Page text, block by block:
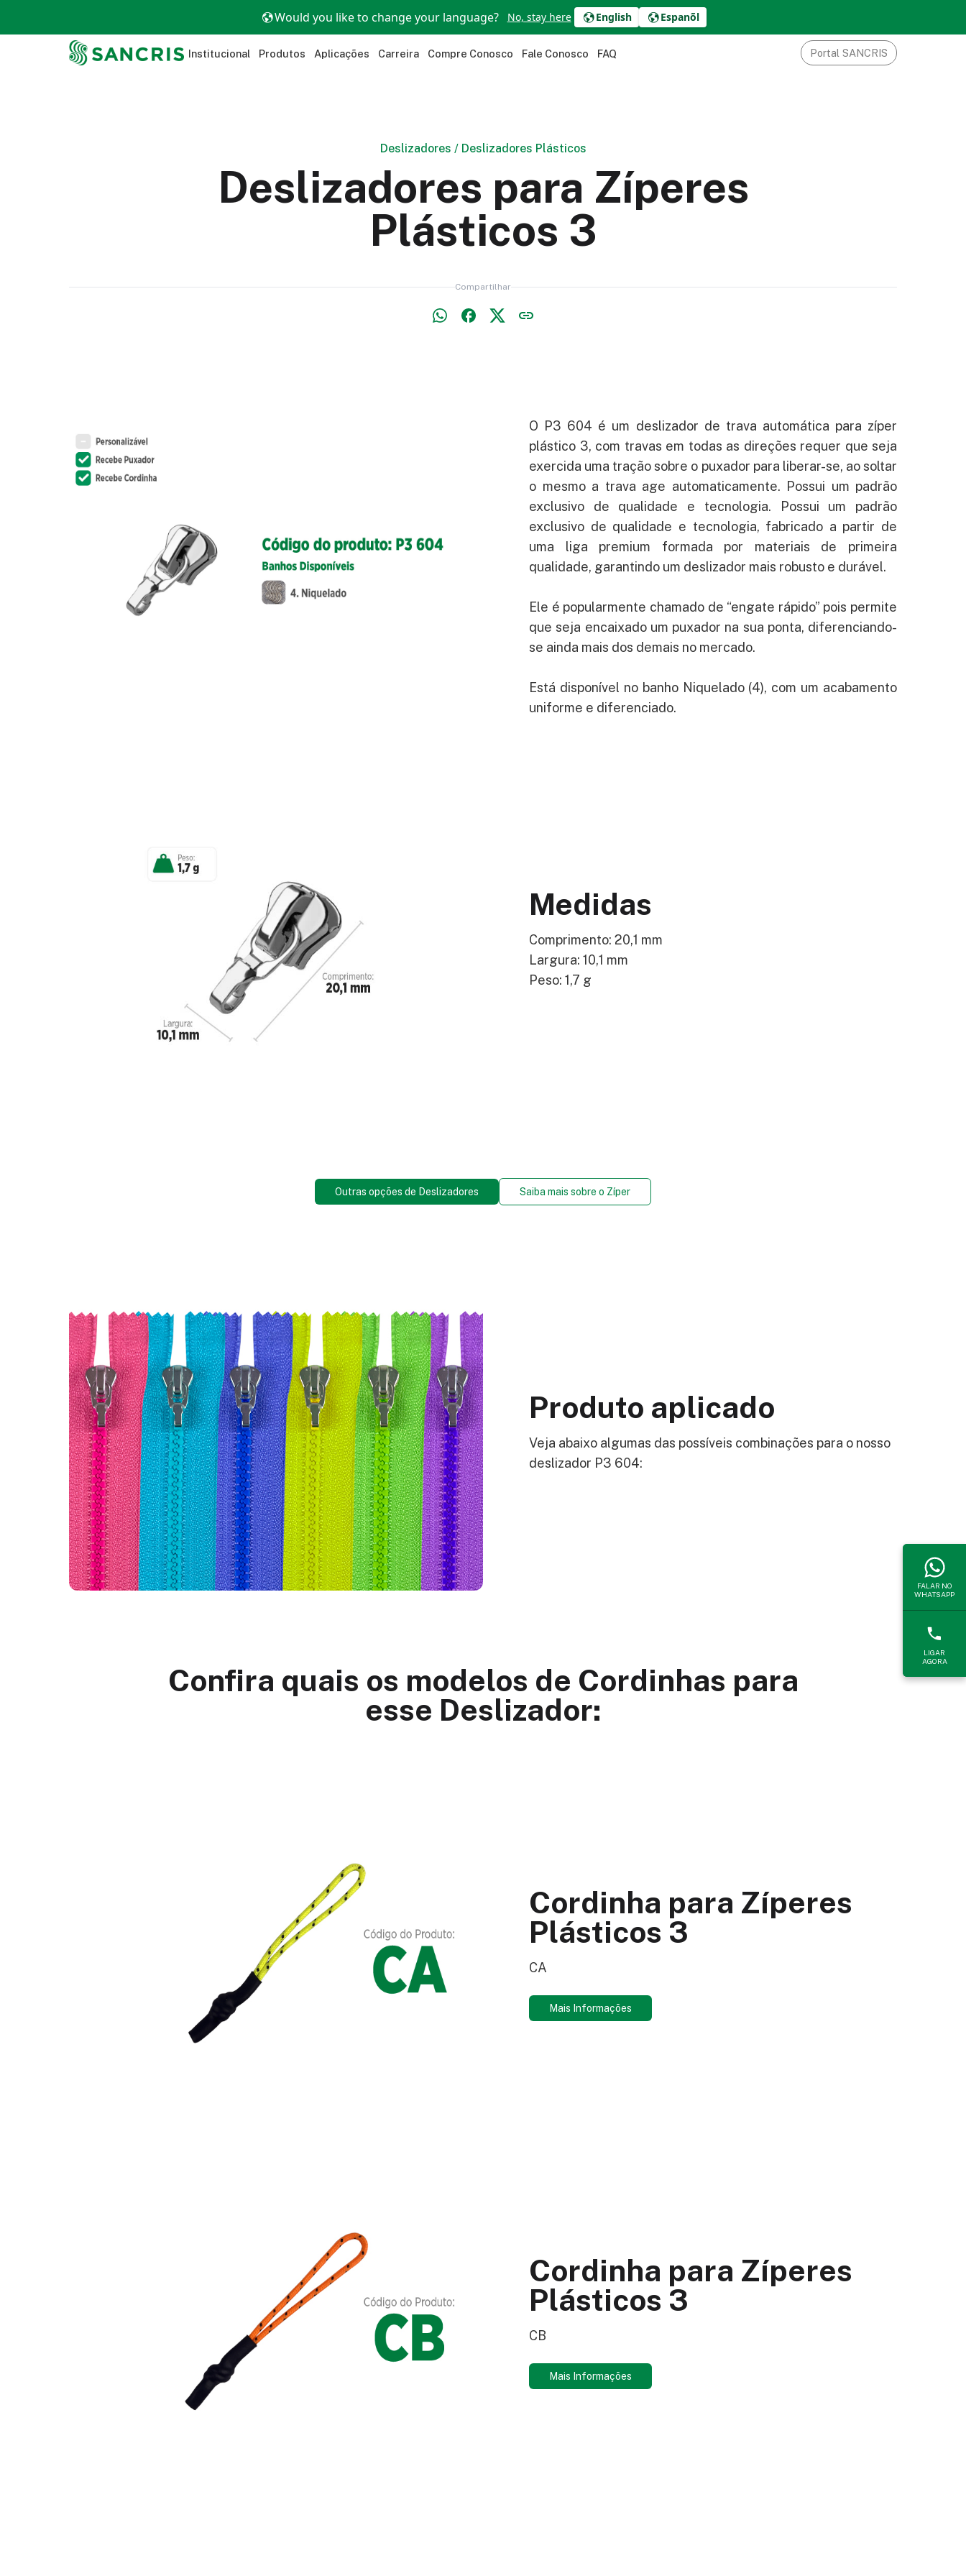
Would you like to change your language? No, stay here English Espanõl
Institucional Produtos Aplicações Carreira Compre Conosco Fale Conosco FAQ Portal SANCRIS
Deslizadores / Deslizadores Plásticos
Deslizadores para Zíperes
Plásticos 3
Compartilhar
O P3 604 é um deslizador de trava automática para zíper
plástico 3, com travas em todas as direções requer que seja
exercida uma tração sobre o puxador para liberar-se, ao soltar
o mesmo a trava age automaticamente. Possui um padrão
exclusivo de qualidade e tecnologia. Possui um padrão
exclusivo de qualidade e tecnologia, fabricado a partir de
uma liga premium formada por materiais de primeira
qualidade, garantindo um deslizador mais robusto e durável.
Ele é popularmente chamado de “engate rápido” pois permite
que seja encaixado um puxador na sua ponta, diferenciando-
se ainda mais dos demais no mercado.
Está disponível no banho Niquelado (4), com um acabamento
uniforme e diferenciado.
Medidas
Comprimento: 20,1 mm
Largura: 10,1 mm
Peso: 1,7 g
Outras opções de Deslizadores Saiba mais sobre o Zíper
Produto aplicado
Veja abaixo algumas das possíveis combinações para o nosso
deslizador P3 604:
Confira quais os modelos de Cordinhas para
esse Deslizador:
Cordinha para Zíperes
Plásticos 3
CA
Mais Informações
Cordinha para Zíperes
Plásticos 3
CB
Mais Informações
FALAR NO
WHATSAPP
LIGAR
AGORA